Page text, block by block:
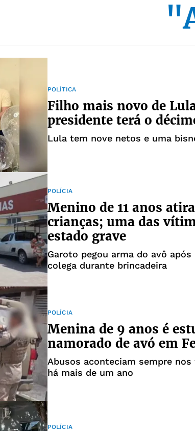
POLÍTICA
Filho mais novo de
presidente terá o
Lula tem nove netos e uma
POLÍCIA
Menino de 11 anos
crianças; uma das
estado grave
Garoto pegou arma do avô
colega durante brincadeira
POLÍCIA
Menina de 9 anos é
namorado de avó em
Abusos aconteciam sempre nos
há mais de um ano
POLÍCIA